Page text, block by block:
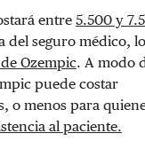
entre 5.500 y
del seguro médico, lo
Ozempic. A modo
puede costar
o menos para
al paciente.